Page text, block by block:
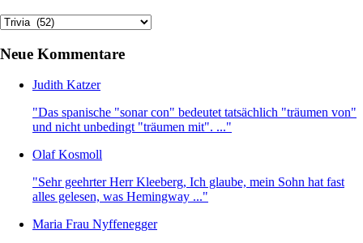
Kategorien
Neue Kommentare
Judith Katzer
"Das spanische "sonar con" bedeutet tatsächlich "träumen von"
und nicht unbedingt "träumen mit". ..."
Olaf Kosmoll
"Sehr geehrter Herr Kleeberg, Ich glaube, mein Sohn hat fast
alles gelesen, was Hemingway ..."
Maria Frau Nyffenegger